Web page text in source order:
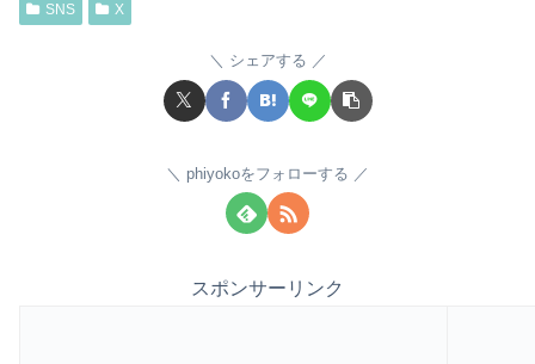
SNS X
シェアする
phiyokoをフォローする
スポンサーリンク